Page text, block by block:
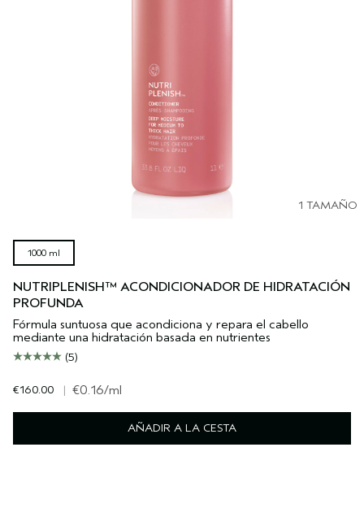
1 TAMAÑO
1000 ml
NUTRIPLENISH™ ACONDICIONADOR DE HIDRATACIÓN
PROFUNDA
Fórmula suntuosa que acondiciona y repara el cabello
mediante una hidratación basada en nutrientes
(5)
€160.00 | €0.16/ml
AÑADIR A LA CESTA